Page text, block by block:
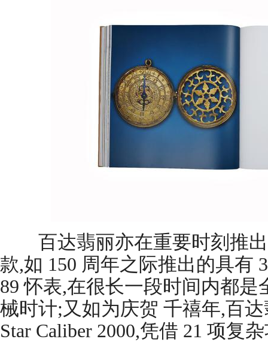
百达翡丽亦在重要时刻推出
款,如 150 周年之际推出的具有
89 怀表,在很长一段时间内都
械时计;又如为庆贺 千禧年,百
Star Caliber 2000,凭借 21 项复